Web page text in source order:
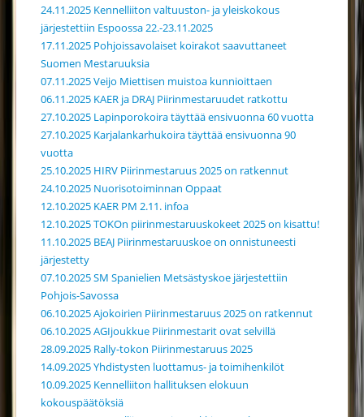
24.11.2025 Kennelliiton valtuuston- ja yleiskokous
järjestettiin Espoossa 22.-23.11.2025
17.11.2025 Pohjoissavolaiset koirakot saavuttaneet
Suomen Mestaruuksia
07.11.2025 Veijo Miettisen muistoa kunnioittaen
06.11.2025 KAER ja DRAJ Piirinmestaruudet ratkottu
27.10.2025 Lapinporokoira täyttää ensivuonna 60 vuotta
27.10.2025 Karjalankarhukoira täyttää ensivuonna 90
vuotta
25.10.2025 HIRV Piirinmestaruus 2025 on ratkennut
24.10.2025 Nuorisotoiminnan Oppaat
12.10.2025 KAER PM 2.11. infoa
12.10.2025 TOKOn piirinmestaruuskokeet 2025 on kisattu!
11.10.2025 BEAJ Piirinmestaruuskoe on onnistuneesti
järjestetty
07.10.2025 SM Spanielien Metsästyskoe järjestettiin
Pohjois-Savossa
06.10.2025 Ajokoirien Piirinmestaruus 2025 on ratkennut
06.10.2025 AGIjoukkue Piirinmestarit ovat selvillä
28.09.2025 Rally-tokon Piirinmestaruus 2025
14.09.2025 Yhdistysten luottamus- ja toimihenkilöt
10.09.2025 Kennelliiton hallituksen elokuun
kokouspäätöksiä